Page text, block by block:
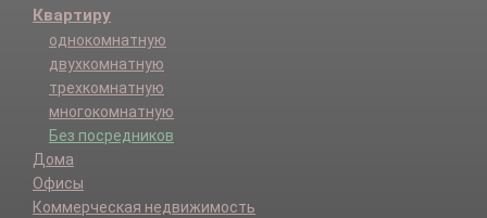
Квартиру
однокомнатную
двухкомнатную
трехкомнатную
многокомнатную
Без посредников
Дома
Офисы
Коммерческая недвижимость